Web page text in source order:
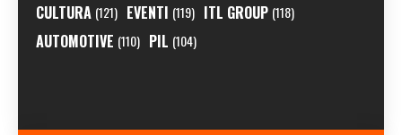
CULTURA (121) EVENTI (119) ITL GROUP (118)
AUTOMOTIVE (110) PIL (104)